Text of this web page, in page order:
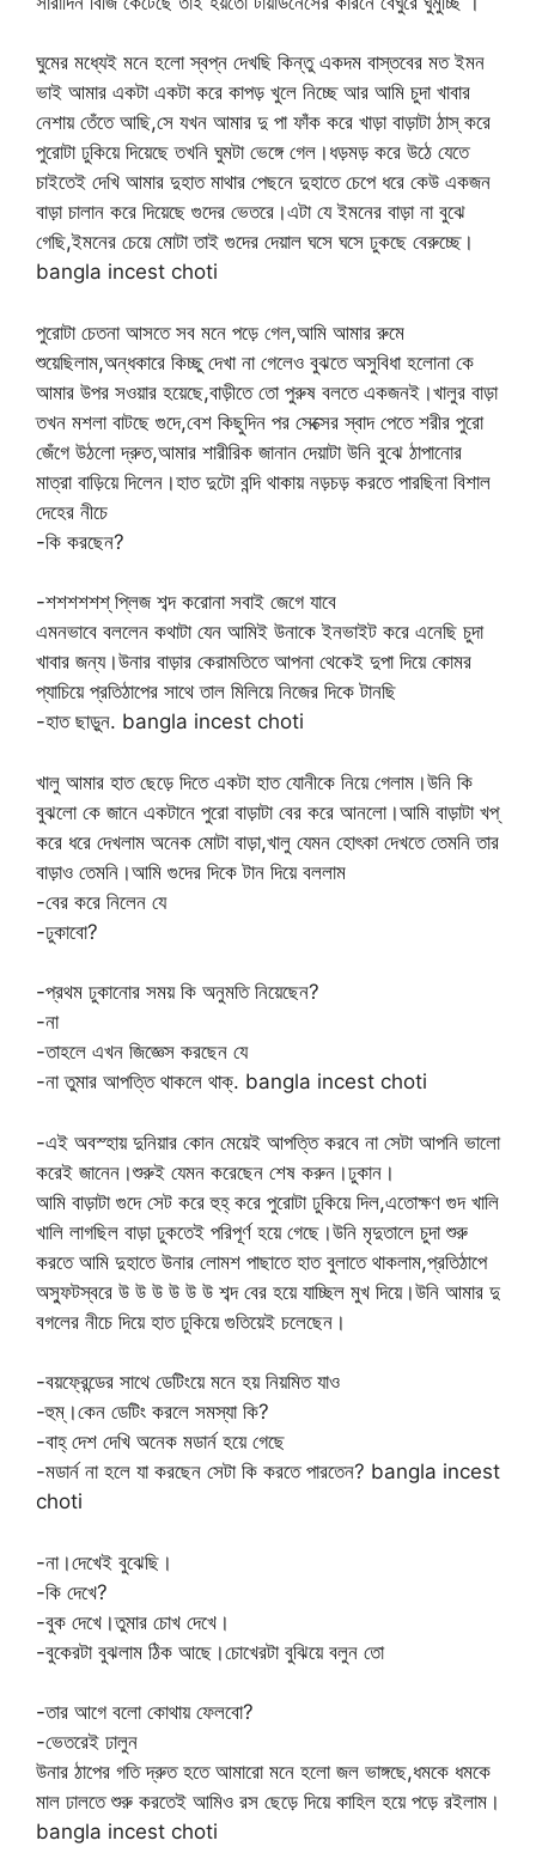
ঘুমের মধ্যেই মনে হলো স্বপ্ন দেখছি কিন্তু একদম বাস্তবের মত ইমন
ভাই আমার একটা একটা করে কাপড় খুলে নিচ্ছে আর আমি চুদা খাবার
নেশায় তেঁতে আছি,সে যখন আমার দু পা ফাঁক করে খাড়া বাড়াটা ঠাস্ করে
পুরোটা ঢুকিয়ে দিয়েছে তখনি ঘুমটা ভেঙ্গে গেল।ধড়মড় করে উঠে যেতে
চাইতেই দেখি আমার দুহাত মাথার পেছনে দুহাতে চেপে ধরে কেউ একজন
বাড়া চালান করে দিয়েছে গুদের ভেতরে।এটা যে ইমনের বাড়া না বুঝে
গেছি,ইমনের চেয়ে মোটা তাই গুদের দেয়াল ঘসে ঘসে ঢুকছে বেরুচ্ছে।
bangla incest choti
পুরোটা চেতনা আসতে সব মনে পড়ে গেল,আমি আমার রুমে
শুয়েছিলাম,অন্ধকারে কিচ্ছু দেখা না গেলেও বুঝতে অসুবিধা হলোনা কে
আমার উপর সওয়ার হয়েছে,বাড়ীতে তো পুরুষ বলতে একজনই।খালুর বাড়া
তখন মশলা বাটছে গুদে,বেশ কিছুদিন পর সেক্সের স্বাদ পেতে শরীর পুরো
জেঁগে উঠলো দ্রুত,আমার শারীরিক জানান দেয়াটা উনি বুঝে ঠাপানোর
মাত্রা বাড়িয়ে দিলেন।হাত দুটো বন্দি থাকায় নড়চড় করতে পারছিনা বিশাল
দেহের নীচে
-কি করছেন?
-শশশশশশ্ প্লিজ শব্দ করোনা সবাই জেগে যাবে
এমনভাবে বললেন কথাটা যেন আমিই উনাকে ইনভাইট করে এনেছি চুদা
খাবার জন্য।উনার বাড়ার কেরামতিতে আপনা থেকেই দুপা দিয়ে কোমর
প্যাচিয়ে প্রতিঠাপের সাথে তাল মিলিয়ে নিজের দিকে টানছি
-হাত ছাড়ুন. bangla incest choti
খালু আমার হাত ছেড়ে দিতে একটা হাত যোনীকে নিয়ে গেলাম।উনি কি
বুঝলো কে জানে একটানে পুরো বাড়াটা বের করে আনলো।আমি বাড়াটা খপ্
করে ধরে দেখলাম অনেক মোটা বাড়া,খালু যেমন হোৎকা দেখতে তেমনি তার
বাড়াও তেমনি।আমি গুদের দিকে টান দিয়ে বললাম
-বের করে নিলেন যে
-ঢুকাবো?
-প্রথম ঢুকানোর সময় কি অনুমতি নিয়েছেন?
-না
-তাহলে এখন জিজ্ঞেস করছেন যে
-না তুমার আপত্তি থাকলে থাক্. bangla incest choti
-এই অবস্হায় দুনিয়ার কোন মেয়েই আপত্তি করবে না সেটা আপনি ভালো
করেই জানেন।শুরুই যেমন করেছেন শেষ করুন।ঢুকান।
আমি বাড়াটা গুদে সেট করে হুহ্ করে পুরোটা ঢুকিয়ে দিল,এতোক্ষণ গুদ খালি
খালি লাগছিল বাড়া ঢুকতেই পরিপূর্ণ হয়ে গেছে।উনি মৃদুতালে চুদা শুরু
করতে আমি দুহাতে উনার লোমশ পাছাতে হাত বুলাতে থাকলাম,প্রতিঠাপে
অস্ফুটস্বরে উ উ উ উ উ উ শব্দ বের হয়ে যাচ্ছিল মুখ দিয়ে।উনি আমার দু
বগলের নীচে দিয়ে হাত ঢুকিয়ে গুতিয়েই চলেছেন।
-বয়ফ্রেন্ডের সাথে ডেটিংয়ে মনে হয় নিয়মিত যাও
-হুম্।কেন ডেটিং করলে সমস্যা কি?
-বাহ্ দেশ দেখি অনেক মডার্ন হয়ে গেছে
-মডার্ন না হলে যা করছেন সেটা কি করতে পারতেন? bangla incest
choti
-না।দেখেই বুঝেছি।
-কি দেখে?
-বুক দেখে।তুমার চোখ দেখে।
-বুকেরটা বুঝলাম ঠিক আছে।চোখেরটা বুঝিয়ে বলুন তো
-তার আগে বলো কোথায় ফেলবো?
-ভেতরেই ঢালুন
উনার ঠাপের গতি দ্রুত হতে আমারো মনে হলো জল ভাঙ্গছে,ধমকে ধমকে
মাল ঢালতে শুরু করতেই আমিও রস ছেড়ে দিয়ে কাহিল হয়ে পড়ে রইলাম।
bangla incest choti